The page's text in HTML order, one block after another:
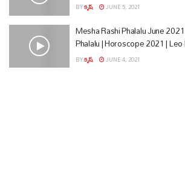
BYకృష్ JUNE 5, 2021
Mesha Rashi Phalalu June
Phalalu | Horoscope 2021 |
BYకృష్ JUNE 4, 2021